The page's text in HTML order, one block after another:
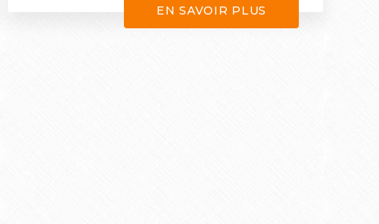
EN SAVOIR PLUS